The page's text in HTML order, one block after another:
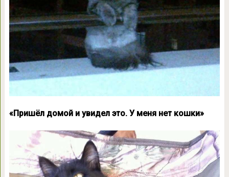
«Пришёл домой и увидел это. У меня нет кошки»